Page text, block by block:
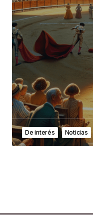
De interés Noticias